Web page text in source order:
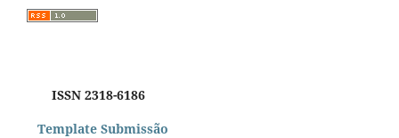
ISSN 2318-6186
Template Submissão